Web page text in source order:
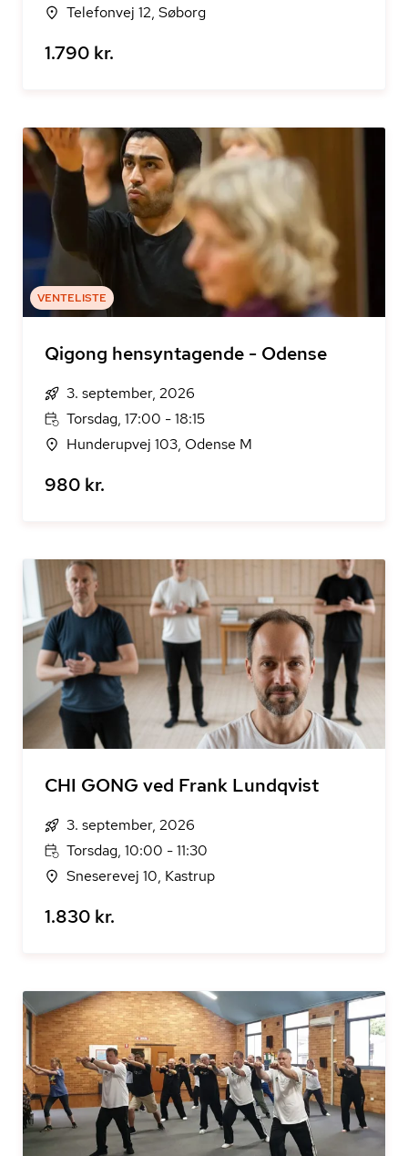
Telefonvej 12, Søborg
1.790 kr.
VENTELISTE
Qigong hensyntagende - Odense
3. september, 2026
Torsdag, 17:00 - 18:15
Hunderupvej 103, Odense M
980 kr.
CHI GONG ved Frank Lundqvist
3. september, 2026
Torsdag, 10:00 - 11:30
Sneserevej 10, Kastrup
1.830 kr.